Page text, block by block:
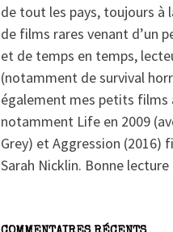
de tout les pays, toujours à
de films rares venant d’un
et de temps en temps,
(notamment de survival
également mes petits films
notamment Life en 2009
Grey) et Aggression (2016)
Sarah Nicklin. Bonne lecture